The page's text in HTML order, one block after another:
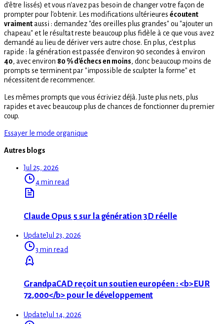
d'être lissés) et vous n'avez pas besoin de changer votre façon de
prompter pour l'obtenir. Les modifications ultérieures écoutent
vraimentaussi : demandez "des oreilles plus grandes" ou "ajouter un
chapeau" et le résultat reste beaucoup plus fidèle à ce que vous avez
demandé au lieu de dériver vers autre chose. En plus, c'est plus
rapide : la génération est passée d'environ 90 secondes à environ
40, avec environ 80 % d'échecs en moins, donc beaucoup moins de
prompts se terminent par "impossible de sculpter la forme" et
nécessitent de recommencer.
Les mêmes prompts que vous écriviez déjà. Juste plus nets, plus
rapides et avec beaucoup plus de chances de fonctionner du premier
coup.
Essayer le mode organique
Autres blogs
Jul 25, 2026
4 min read
Claude Opus 5 sur la génération 3D réelle
UpdateJul 23, 2026
3 min read
GrandpaCAD reçoit un soutien européen : <b>EUR
72,000</b> pour le développement
UpdateJul 14, 2026